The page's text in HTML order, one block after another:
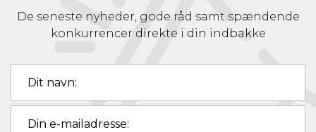
De seneste nyheder, gode råd samt spændende
konkurrencer direkte i din indbakke